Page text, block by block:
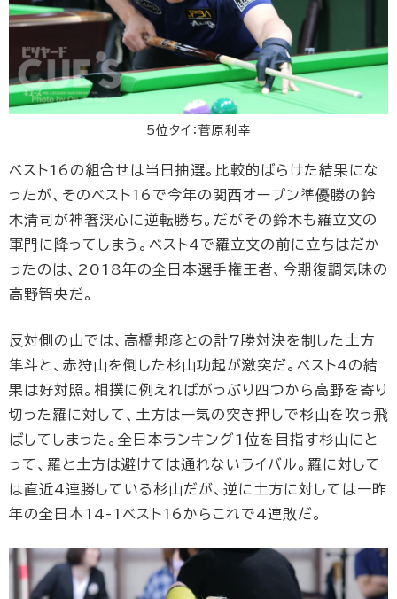
5位タイ：菅原利幸
ベスト16の組合せは当日抽選。比較的ばらけた結果にな
ったが、そのベスト16で今年の関西オープン準優勝の鈴
木清司が神箸渓心に逆転勝ち。だがその鈴木も羅立文の
軍門に降ってしまう。ベスト4で羅立文の前に立ちはだか
ったのは、2018年の全日本選手権王者、今期復調気味の
高野智央だ。
反対側の山では、高橋邦彦との計7勝対決を制した土方
隼斗と、赤狩山を倒した杉山功起が激突だ。ベスト4の結
果は好対照。相撲に例えればがっぷり四つから高野を寄り
切った羅に対して、土方は一気の突き押しで杉山を吹っ飛
ばしてしまった。全日本ランキング1位を目指す杉山にと
って、羅と土方は避けては通れないライバル。羅に対して
は直近4連勝している杉山だが、逆に土方に対しては一昨
年の全日本14-1ベスト16からこれで4連敗だ。